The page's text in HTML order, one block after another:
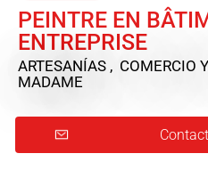
PEINTRE EN
ENTREPRISE
ARTESANÍAS , COMERCIO
MADAME